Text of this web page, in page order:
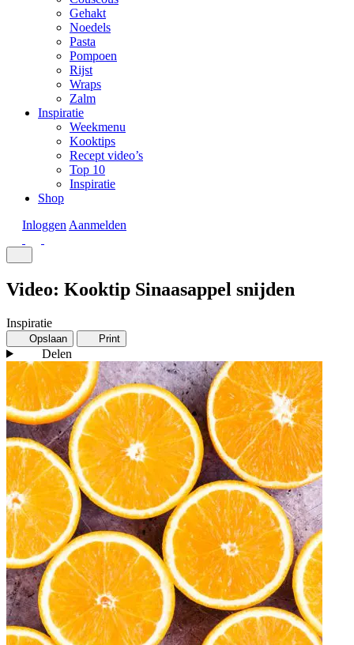
Gehakt
Noedels
Pasta
Pompoen
Rijst
Wraps
Zalm
Inspiratie
Weekmenu
Kooktips
Recept video’s
Top 10
Inspiratie
Shop
Inloggen Aanmelden
Video: Kooktip Sinaasappel snijden
Inspiratie
Opslaan Print
Delen